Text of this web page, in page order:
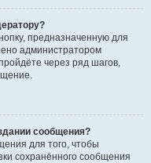
предназначенную для
администратором
через ряд шагов,
сообщения?
для того, чтобы
сохранённого сообщения